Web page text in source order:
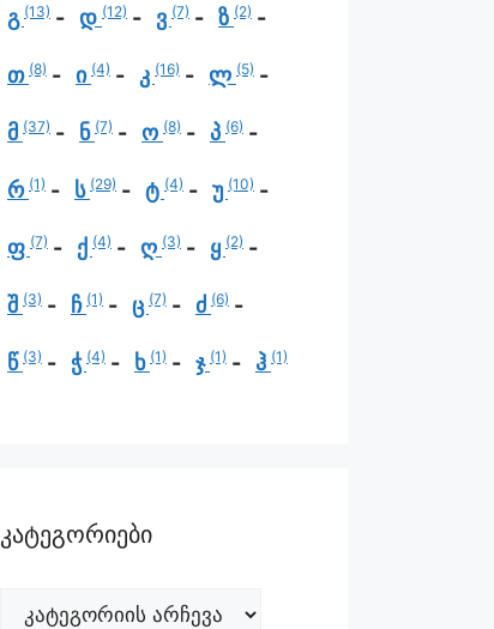
გ (13) დ (12) ვ (7) ზ (2)
თ (8) ი (4) კ (16) ლ (5)
მ (37) ნ (7) ო (8) პ (6)
რ (1) ს (29) ტ (4) უ (10)
ფ (7) ქ (4) ღ (3) ყ (2)
შ (3) ჩ (1) ც (7) ძ (6)
წ (3) ჭ (4) ხ (1) ჯ (1) ჰ (1)
კატეგორიები